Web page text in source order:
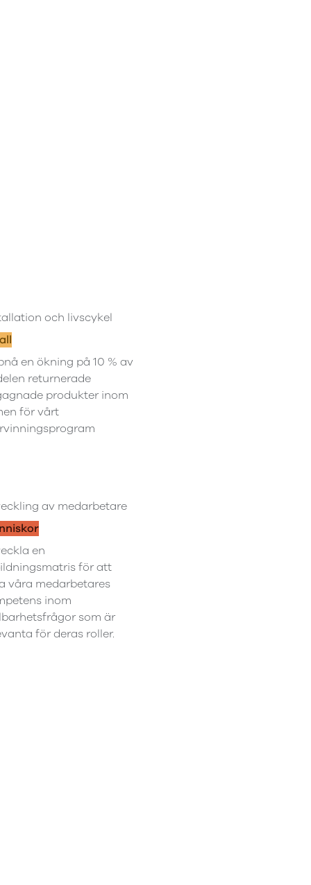
och livscykel
en ökning på 10 % av
returnerade
produkter inom
för vårt
av medarbetare
en
för att
våra medarbetares
inom
som är
för deras roller.